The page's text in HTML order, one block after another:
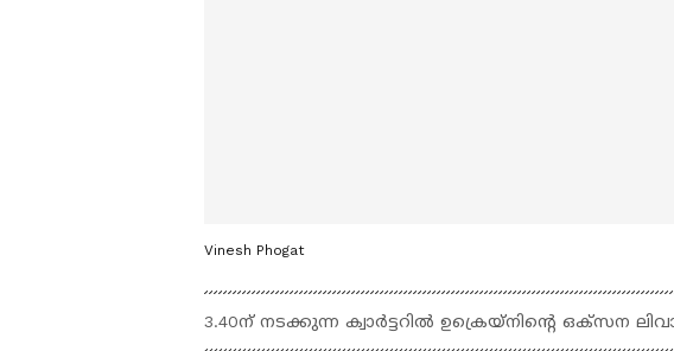
Vinesh Phogat
3.40ന് നടക്കുന്ന ക്വാര്‍ട്ടറില്‍ ഉക്രെയ്‌നിന്റെ ഒക്‌സന